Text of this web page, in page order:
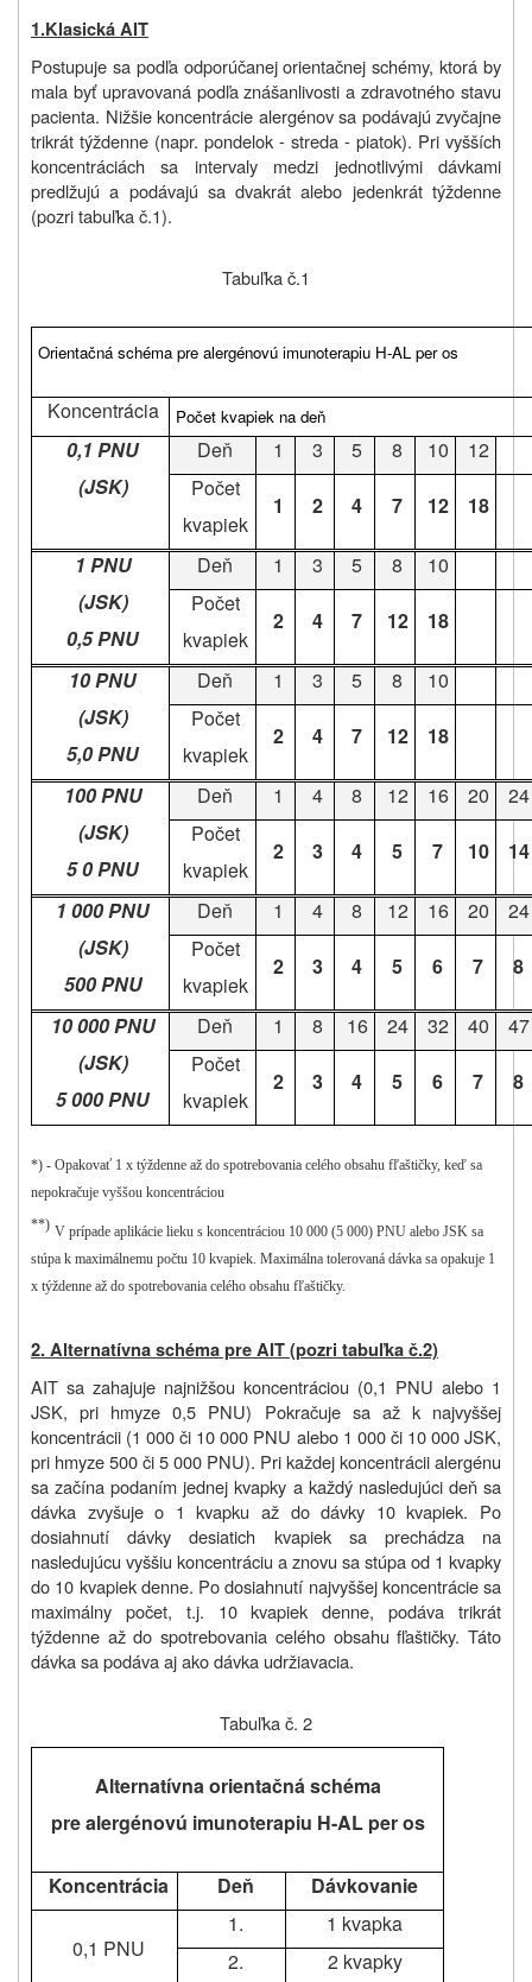
1.Klasická AIT
Postupuje sa podľa odporúčanej orientačnej schémy, ktorá by
mala byť upravovaná podľa znášanlivosti a zdravotného stavu
pacienta. Nižšie koncentrácie alergénov sa podávajú zvyčajne
trikrát týždenne (napr. pondelok - streda - piatok). Pri vyšších
koncentráciách sa intervaly medzi jednotlivými dávkami
predlžujú a podávajú sa dvakrát alebo jedenkrát týždenne
(pozri tabuľka č.1).
Tabuľka č.1
Orientačná schéma pre alergénovú imunoterapiu H-AL per os
Koncentrácia Počet kvapiek na deň
0,1 PNU Deň 1 3 5 8 10
12
(JSK)
Počet
kvapiek
1 2 4 7 12 18
1 PNU Deň 1 3 5 8
10
(JSK)
0,5 PNU
Počet
kvapiek
2 4 7 12 18
10 PNU Deň 1 3 5 8
10
(JSK)
5,0 PNU
Počet
kvapiek
2 4 7 12 18
100 PNU Deň 1 4 8 12 16 20
24
(JSK)
5 0 PNU
Počet
kvapiek
2 3 4 5 7 10 14
1 000 PNU Deň 1 4 8 12 16 20
24
(JSK)
500 PNU
Počet
kvapiek
2 3 4 5 6 7 8
10 000 PNU Deň 1 8 16 24 32 40
47
(JSK)
5 000 PNU
Počet
kvapiek
2 3 4 5 6 7 8
*) - Opakovať 1 x týždenne až do spotrebovania celého obsahu fľaštičky, keď sa
nepokračuje vyššou koncentráciou
**) V prípade aplikácie lieku s koncentráciou 10 000 (5 000) PNU alebo JSK sa
stúpa k maximálnemu počtu 10 kvapiek. Maximálna tolerovaná dávka sa opakuje 1
x týždenne až do spotrebovania celého obsahu fľaštičky.
2. Alternatívna schéma pre AIT (pozri tabuľka č.2)
AIT sa zahajuje najnižšou koncentráciou (0,1 PNU alebo 1
JSK, pri hmyze 0,5 PNU) Pokračuje sa až k najvyššej
koncentrácii (1 000 či 10 000 PNU alebo 1 000 či 10 000 JSK,
pri hmyze 500 či 5 000 PNU). Pri každej koncentrácii alergénu
sa začína podaním jednej kvapky a každý nasledujúci deň sa
dávka zvyšuje o 1 kvapku až do dávky 10 kvapiek. Po
dosiahnutí dávky desiatich kvapiek sa prechádza na
nasledujúcu vyššiu koncentráciu a znovu sa stúpa od 1 kvapky
do 10 kvapiek denne. Po dosiahnutí najvyššej koncentrácie sa
maximálny počet, t.j. 10 kvapiek denne, podáva trikrát
týždenne až do spotrebovania celého obsahu fľaštičky. Táto
dávka sa podáva aj ako dávka udržiavacia.
Tabuľka č. 2
Alternatívna orientačná schéma
pre alergénovú imunoterapiu H-AL per os
Koncentrácia Deň Dávkovanie
0,1 PNU
1.
1 kvapka
2.
2 kvapky